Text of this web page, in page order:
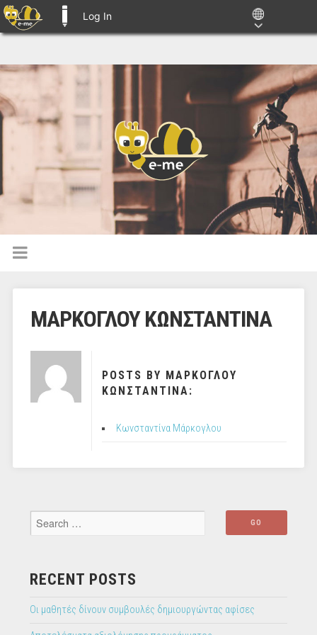
Log In
ΜΑΡΚΟΓΛΟΥ ΚΩΝΣΤΑΝΤΙΝΑ
POSTS BY ΜΑΡΚΟΓΛΟΥ
ΚΩΝΣΤΑΝΤΙΝΑ:
Κωνσταντίνα Μάρκογλου
RECENT POSTS
Οι μαθητές δίνουν συμβουλές δημιουργώντας αφίσες